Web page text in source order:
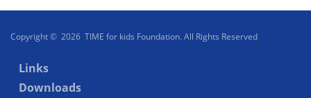
Copyright © 2026 TIME for kids Foundation. All Rights Reserved
Links
Downloads